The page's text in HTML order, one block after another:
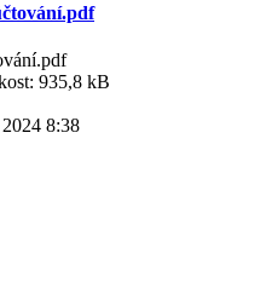
935,8 kB
8:38